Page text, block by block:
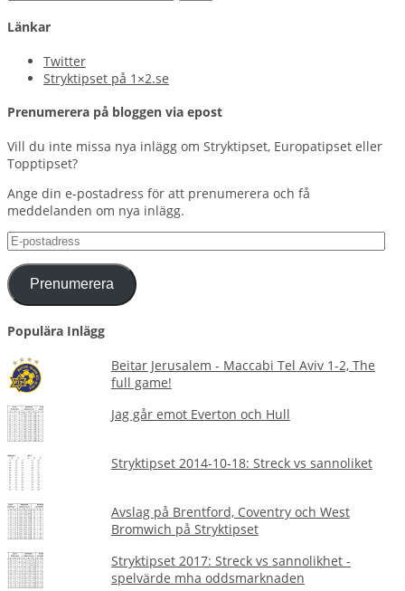
Länkar
Twitter
Stryktipset på 1×2.se
Prenumerera på bloggen via epost
Vill du inte missa nya inlägg om Stryktipset, Europatipset eller
Topptipset?
Ange din e-postadress för att prenumerera och få
meddelanden om nya inlägg.
E-
postadress
Prenumerera
Populära Inlägg
Beitar Jerusalem - Maccabi Tel Aviv 1-2, The
full game!
Jag går emot Everton och Hull
Stryktipset 2014-10-18: Streck vs sannoliket
Avslag på Brentford, Coventry och West
Bromwich på Stryktipset
Stryktipset 2017: Streck vs sannolikhet -
spelvärde mha oddsmarknaden